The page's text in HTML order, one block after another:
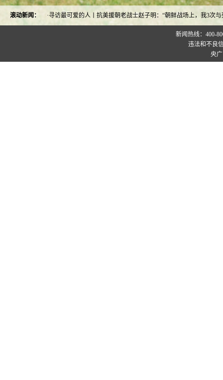
滚动新闻：
京召开19:42 · 寻访最可爱的人丨抗美援朝老战士赵子明：“朝鲜战场上，我3次与死
新闻热线：400-
违法和不良
央